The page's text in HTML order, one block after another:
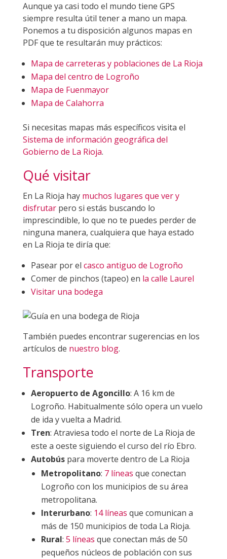
Aunque ya casi todo el mundo tiene GPS
siempre resulta útil tener a mano un mapa.
Ponemos a tu disposición algunos mapas en
PDF que te resultarán muy prácticos:
Mapa de carreteras y poblaciones de La Rioja
Mapa del centro de Logroño
Mapa de Fuenmayor
Mapa de Calahorra
Si necesitas mapas más específicos visita el
Sistema de información geográfica del
Gobierno de La Rioja.
Qué visitar
En La Rioja hay muchos lugares que ver y
disfrutarpero si estás buscando lo
imprescindible, lo que no te puedes perder de
ninguna manera, cualquiera que haya estado
en La Rioja te diría que:
Pasear por el casco antiguo de Logroño
Comer de pinchos (tapeo) en la calle Laurel
Visitar una bodega
También puedes encontrar sugerencias en los
artículos de nuestro blog.
Transporte
Aeropuerto de Agoncillo: A 16 km de
Logroño. Habitualmente sólo opera un vuelo
de ida y vuelta a Madrid.
Tren: Atraviesa todo el norte de La Rioja de
este a oeste siguiendo el curso del río Ebro.
Autobús para moverte dentro de La Rioja
Metropolitano: 7 líneas que conectan
Logroño con los municipios de su área
metropolitana.
Interurbano: 14 líneas que comunican a
más de 150 municipios de toda La Rioja.
Rural: 5 líneas que conectan más de 50
pequeños núcleos de población con sus